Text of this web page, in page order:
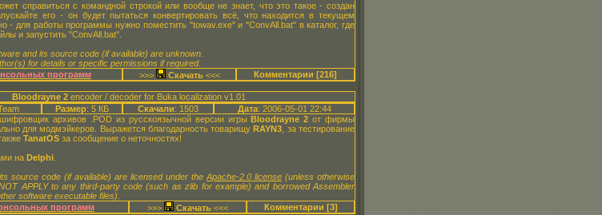
справиться с командной строкой или вообще не знает, что это такое - создан
его - он будет пытаться конвертировать всё, что находится в текущем
- для работы программы нужно поместить "towav.exe" и "ConvAll.bat" в каталог, где
и запустить "ConvAll.bat".
and its source code (if available) are unknown.
for details or specific permissions if required.
программ
>>> <<< Комментарии [216]
Bloodrayne 2 encoder / decoder for Buka localization v1.01
Размер: 5 КБ Скачали: 1503 Дата: 2006-05-01 22:44
архивов .POD из русскоязычной версии игрыBloodrayne 2 от фирмы
для модмэйкеров. Выражется благодарность товарищуRAYN3 , за тестирование
TanatOS за сообщение о неточностях!
на Delphi.
source code (if available) are licensed under the Apache-2.0 license(unless otherwise
APPLY to any third-party code (such as zlib for example) and borrowed Assembler
software executable files).
программ
>>> <<< Комментарии [3]